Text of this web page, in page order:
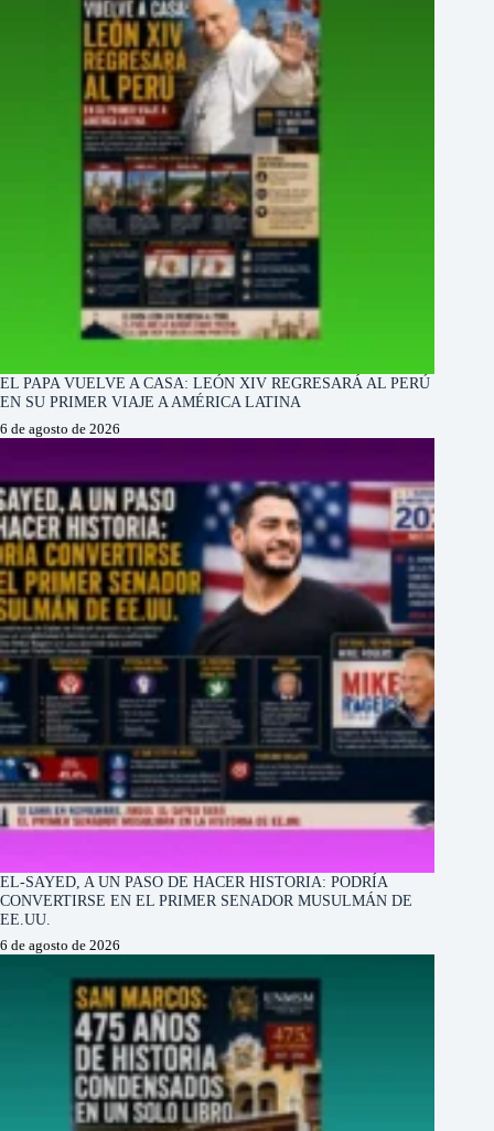
EL PAPA VUELVE A CASA: LEÓN XIV REGRESARÁ AL PERÚ
EN SU PRIMER VIAJE A AMÉRICA LATINA
6 de agosto de 2026
EL-SAYED, A UN PASO DE HACER HISTORIA: PODRÍA
CONVERTIRSE EN EL PRIMER SENADOR MUSULMÁN DE
EE.UU.
6 de agosto de 2026